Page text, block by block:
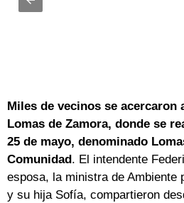
Miles de vecinos se acercaron
Lomas de Zamora, donde se
25 de mayo, denominado
Comunidad. El intendente
esposa, la ministra de Ambiente
y su hija Sofía, compartieron